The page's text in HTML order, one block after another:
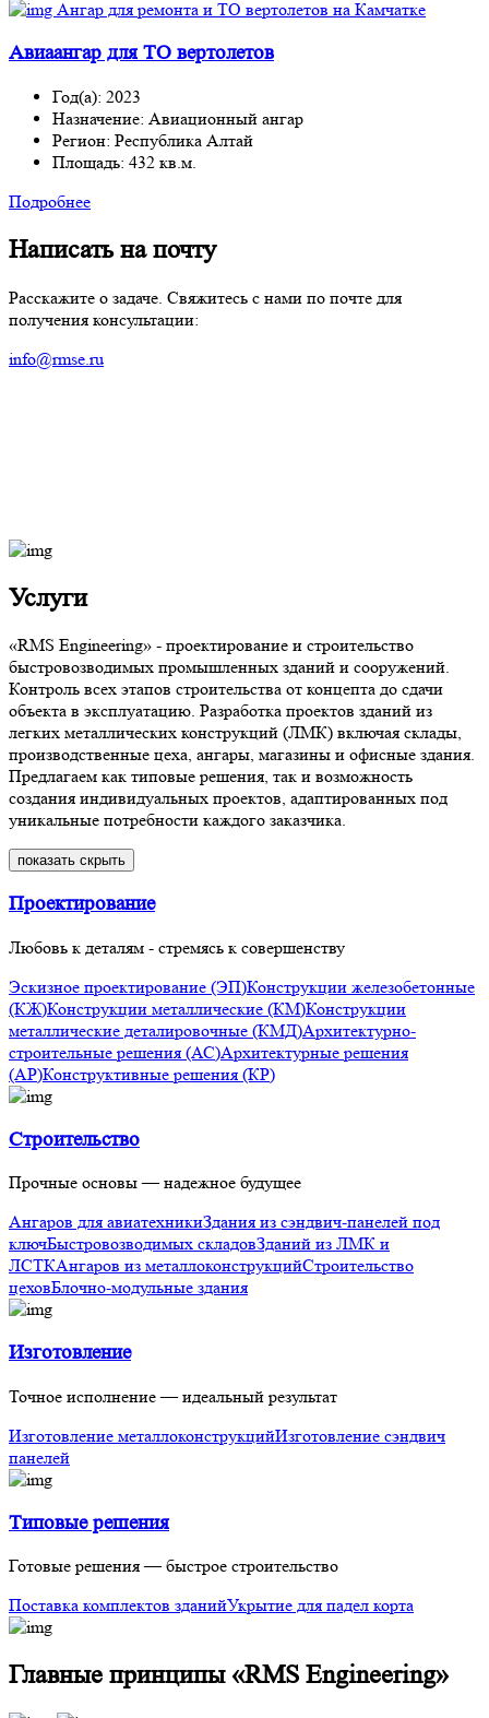
Авиаангар для ТО вертолетов
Год(а): 2023
Назначение: Авиационный ангар
Регион: Республика Алтай
Площадь: 432 кв.м.
Подробнее
Написать на почту
Расскажите о задаче. Свяжитесь с нами по почте для
получения консультации:
info@rmse.ru
Услуги
«RMS Engineering» - проектирование и строительство
быстровозводимых промышленных зданий и сооружений.
Контроль всех этапов строительства от концепта до сдачи
объекта в эксплуатацию. Разработка проектов зданий из
легких металлических конструкций (ЛМК) включая склады,
производственные цеха, ангары, магазины и офисные здания.
Предлагаем как типовые решения, так и возможность
создания индивидуальных проектов, адаптированных под
уникальные потребности каждого заказчика.
показать скрыть
Проектирование
Любовь к деталям - стремясь к совершенству
Эскизное проектирование (ЭП)Конструкции железобетонные
(КЖ)Конструкции металлические (КМ)Конструкции
металлические деталировочные (КМД)Архитектурно-
строительные решения (АС)Архитектурные решения
(АР)Конструктивные решения (КР)
Строительство
Прочные основы — надежное будущее
Ангаров для авиатехникиЗдания из сэндвич-панелей под
ключБыстровозводимых складовЗданий из ЛМК и
ЛСТКАнгаров из металлоконструкцийСтроительство
цеховБлочно-модульные здания
Изготовление
Точное исполнение — идеальный результат
Изготовление металлоконструкцийИзготовление сэндвич
панелей
Типовые решения
Готовые решения — быстрое строительство
Поставка комплектов зданийУкрытие для падел корта
Главные принципы «RMS Engineering»